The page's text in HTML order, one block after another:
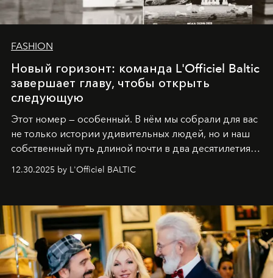
FASHION
Новый горизонт: команда L'Officiel Baltic
завершает главу, чтобы открыть
следующую
Этот номер — особенный. В нём мы собрали для вас
не только истории удивительных людей, но и наш
собственный путь длиной почти в два десятилетия.
Вместо привычного подведения итогов мы от всей
души говорим спасибо каждому, кто был с нами все
самыми искренними пожеланиями и теплом, ваша
командаL’Officiel Baltic .
12.30.2025 by L'Officiel BALTIC